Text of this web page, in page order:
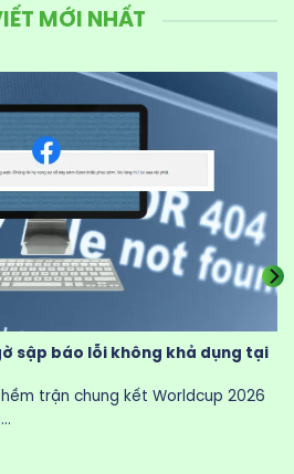
MỚI NHẤT
sập báo lỗi không khả dụng tại
trận chung kết Worldcup 2026